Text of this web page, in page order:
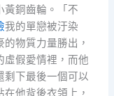
黃銅齒輪。「不
我的單戀被汙染
物質力量勝出，
虛假愛情裡，而他
剩下最後一個可以
他背後衣領上，